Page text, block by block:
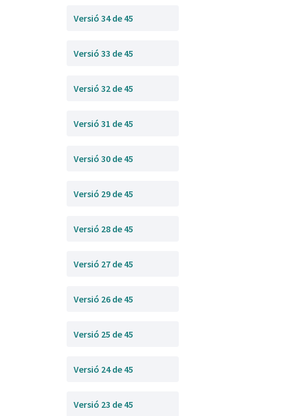
Versió 34 de 45
Versió 33 de 45
Versió 32 de 45
Versió 31 de 45
Versió 30 de 45
Versió 29 de 45
Versió 28 de 45
Versió 27 de 45
Versió 26 de 45
Versió 25 de 45
Versió 24 de 45
Versió 23 de 45